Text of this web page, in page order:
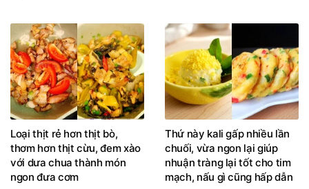
Loại thịt rẻ hơn thịt bò,
thơm hơn thịt cừu, đem xào
với dưa chua thành món
ngon đưa cơm
Thứ này kali gấp nhiều lần
chuối, vừa ngon lại giúp
nhuận tràng lại tốt cho tim
mạch, nấu gì cũng hấp dẫn